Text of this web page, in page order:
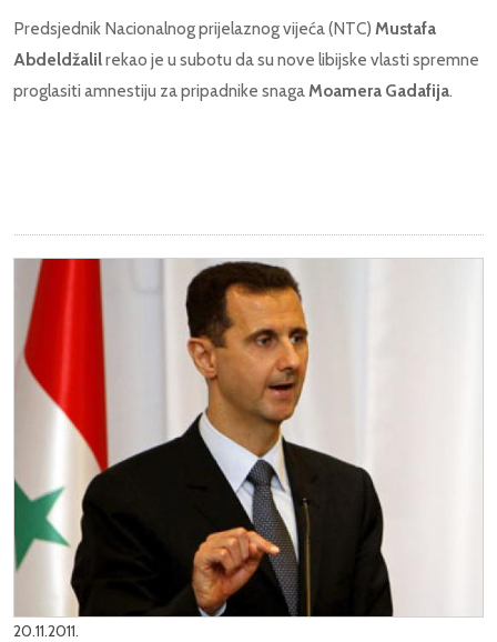
Predsjednik Nacionalnog prijelaznog vijeća (NTC) Mustafa
Abdeldžalilrekao je u subotu da su nove libijske vlasti spremne
proglasiti amnestiju za pripadnike snaga Moamera Gadafija.
20.11.2011.